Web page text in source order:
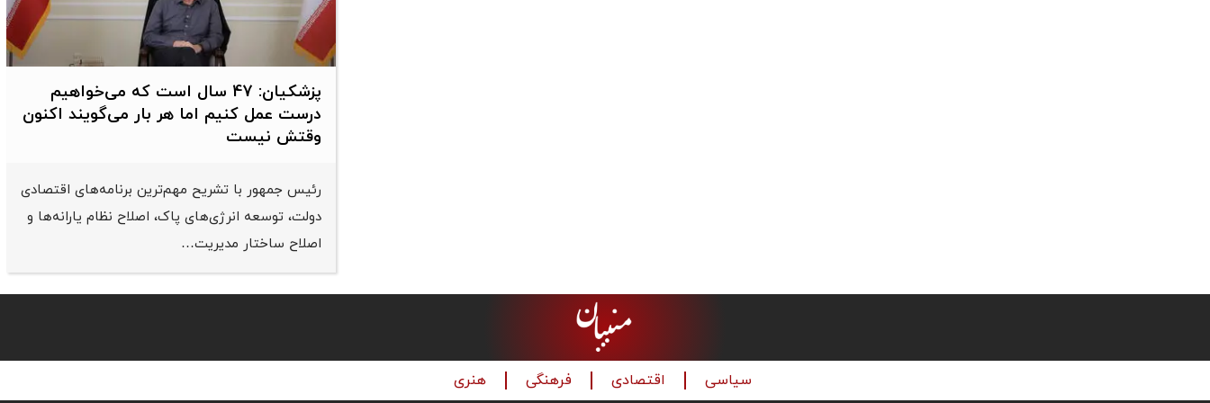
پزشکیان: 47 سال است که می‌خواهیم
درست عمل کنیم اما هر بار می‌گویند اکنون
وقتش نیست
رئیس جمهور با تشریح مهم‌ترین برنامه‌های اقتصادی
دولت، توسعه انرژی‌های پاک، اصلاح نظام یارانه‌ها و
اصلاح ساختار مدیریت…
سیاسی اقتصادی فرهنگی هنری